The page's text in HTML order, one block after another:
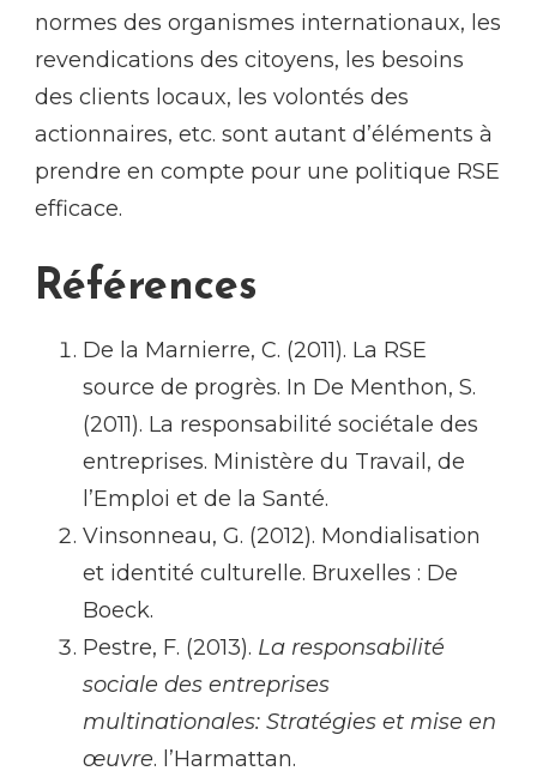
normes des organismes internationaux, les
revendications des citoyens, les besoins
des clients locaux, les volontés des
actionnaires, etc. sont autant d’éléments à
prendre en compte pour une politique RSE
efficace.
Références
De la Marnierre, C. (2011). La RSE
source de progrès. In De Menthon, S.
(2011). La responsabilité sociétale des
entreprises. Ministère du Travail, de
l’Emploi et de la Santé.
Vinsonneau, G. (2012). Mondialisation
et identité culturelle. Bruxelles : De
Boeck.
Pestre, F. (2013). La responsabilité
sociale des entreprises
multinationales: Stratégies et mise en
œuvre. l’Harmattan.